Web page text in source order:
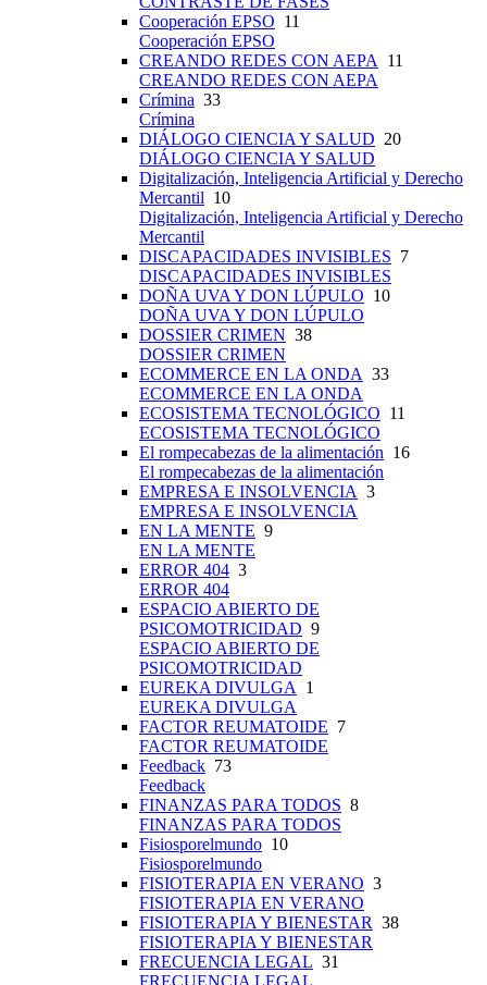
Cooperación EPSO 11
Cooperación EPSO
CREANDO REDES CON AEPA
11
CREANDO REDES CON AEPA
Crímina 33
Crímina
DIÁLOGO CIENCIA Y SALUD 20
DIÁLOGO CIENCIA Y SALUD
Digitalización, Inteligencia Artificial y Derecho
Mercantil 10
Digitalización, Inteligencia Artificial y Derecho
Mercantil
DISCAPACIDADES INVISIBLES 7
DISCAPACIDADES INVISIBLES
DOÑA UVA Y DON LÚPULO 10
DOÑA UVA Y DON LÚPULO
DOSSIER CRIMEN 38
DOSSIER CRIMEN
ECOMMERCE EN LA ONDA 33
ECOMMERCE EN LA ONDA
ECOSISTEMA TECNOLÓGICO 11
ECOSISTEMA TECNOLÓGICO
El rompecabezas de la alimentación 16
El rompecabezas de la alimentación
EMPRESA E INSOLVENCIA 3
EMPRESA E INSOLVENCIA
EN LA MENTE 9
EN LA MENTE
ERROR 404 3
ERROR 404
ESPACIO ABIERTO DE
PSICOMOTRICIDAD 9
ESPACIO ABIERTO DE
PSICOMOTRICIDAD
EUREKA DIVULGA
1
EUREKA DIVULGA
FACTOR REUMATOIDE 7
FACTOR REUMATOIDE
Feedback 73
Feedback
FINANZAS PARA TODOS 8
FINANZAS PARA TODOS
Fisiosporelmundo 10
Fisiosporelmundo
FISIOTERAPIA EN VERANO 3
FISIOTERAPIA EN VERANO
FISIOTERAPIA Y BIENESTAR 38
FISIOTERAPIA Y BIENESTAR
FRECUENCIA LEGAL 31